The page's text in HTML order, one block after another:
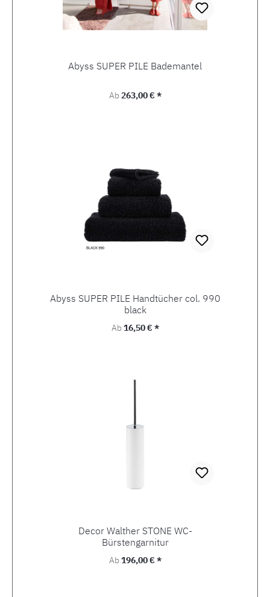
Abyss SUPER PILE Bademantel
Regulärer Preis:
Ab263,00 € *
Abyss SUPER PILE Handtücher col. 990
black
Regulärer Preis:
Ab16,50 € *
Decor Walther STONE WC-
Bürstengarnitur
Regulärer Preis:
Ab196,00 € *